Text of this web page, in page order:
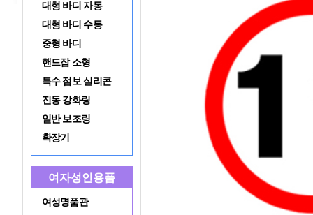
대형 바디 자동
대형 바디 수동
중형 바디
핸드잡 소형
특수 점보 실리콘
진동 강화링
일반 보조링
확장기
여자성인용품
여성명품관